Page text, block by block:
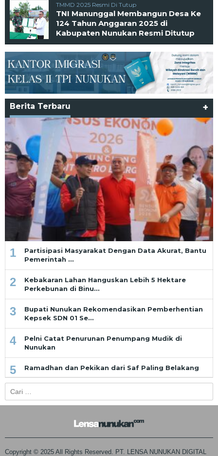
TMMD 2025 Resmi Di Tutup
TNI Manunggal Membangun Desa Ke
124 Tahun Anggaran 2025 di
Kabupaten Nunukan Resmi Ditutup
Berita Terbaru +
1
Partisipasi Masyarakat Dengan Data Akurat, Bantu
Pemerintah …
2
Kebakaran Lahan Hanguskan Lebih 5 Hektare
Perkebunan di Binu…
3
Bupati Nunukan Rekomendasikan Pemberhentian
Kepsek SDN 01 Se…
4
Pelni Catat Penurunan Penumpang Mudik di
Nunukan
5 Ramadhan dan Pekikan dari Saf Paling Belakang
untuk:
Copyright © 2025 All Rights Reserved. PT. LENSA NUNUKAN DIGITAL